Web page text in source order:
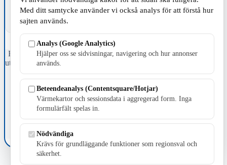
Fristående webbtidningsföretag grundat 1991 som sedan 2002 ger
ut tidningen Skillingaryd.nu och 2010 lanserades Värnamo.nu. Från
april 2026 omfattar Skillingaryd.nu tre kommuner: Gnosjö,
Värnamo och Vaggeryds kommun.
Kontakta oss
E-post: redaktionen@skillingaryd.nu
Med ditt samtycke använder vi också analys för att förstå hur
sajten används.
Analys (Google Analytics)
Hjälper oss se sidvisningar, navigering och hur annonser
används.
Beteendeanalys (Contentsquare/Hotjar)
Värmekartor och sessionsdata i aggregerad form. Inga
formulärfält spelas in.
Nödvändiga
Krävs för grundläggande funktioner som regionsval och
säkerhet.